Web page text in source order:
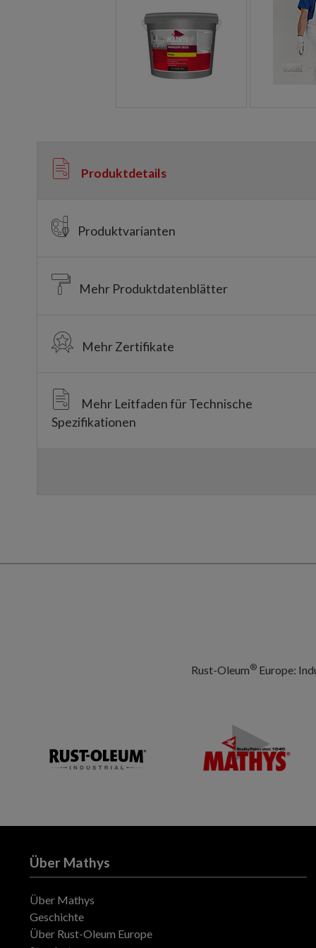
Produktdetails
Produktvarianten
Mehr Produktdatenblätter
Mehr Zertifikate
Mehr Leitfaden für Technische
Spezifikationen
Rust-Oleum® Europe:
Über Mathys
Über Mathys
Geschichte
Über Rust-Oleum Europe